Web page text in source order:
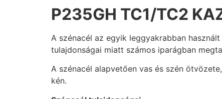
P235GH TC1/TC2
A szénacél az egyik leggyakrabban
tulajdonságai miatt számos iparágban
A szénacél alapvetően vas és szén
kén.